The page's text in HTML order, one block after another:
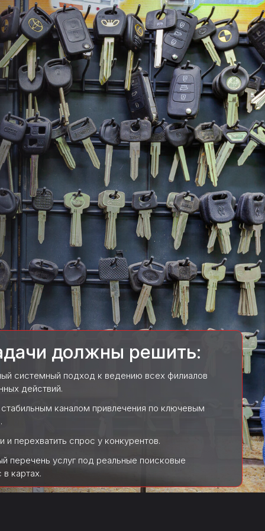
должны решить:
системный подход к ведению всех филиалов
действий.
каналом привлечения по ключевым
и перехватить спрос у конкурентов.
перечень услуг под реальные поисковые
картах.